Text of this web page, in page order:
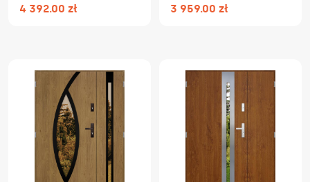
4 392.00 zł 3 959.00 zł